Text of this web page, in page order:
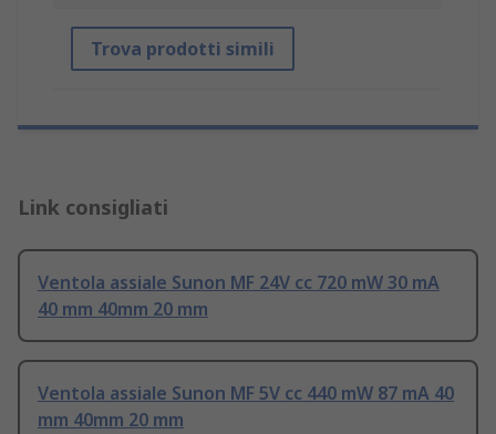
Trova prodotti simili
Link consigliati
Ventola assiale Sunon MF 24V cc 720 mW 30 mA
40 mm 40mm 20 mm
Ventola assiale Sunon MF 5V cc 440 mW 87 mA 40
mm 40mm 20 mm